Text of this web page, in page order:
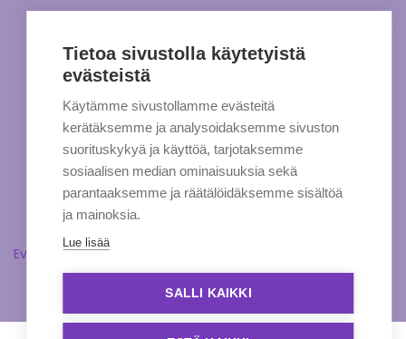
Evästeasetukset
Tietoa sivustolla käytetyistä
evästeistä
Käytämme sivustollamme evästeitä
kerätäksemme ja analysoidaksemme sivuston
suorituskykyä ja käyttöä, tarjotaksemme
sosiaalisen median ominaisuuksia sekä
parantaaksemme ja räätälöidäksemme sisältöä
ja mainoksia.
Lue lisää
SALLI KAIKKI